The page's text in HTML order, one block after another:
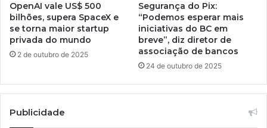
OpenAI vale US$ 500
bilhões, supera SpaceX e
se torna maior startup
privada do mundo
2 de outubro de 2025
Segurança do Pix:
“Podemos esperar mais
iniciativas do BC em
breve”, diz diretor de
associação de bancos
24 de outubro de 2025
Publicidade